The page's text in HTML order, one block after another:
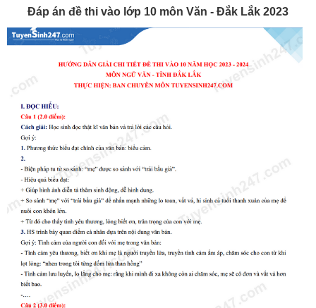
Đáp án đề thi vào lớp 10 môn Văn - Đắk Lắk 2023